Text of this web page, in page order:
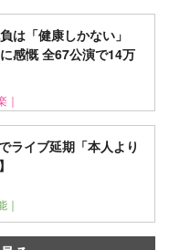
は「健康しかない」
感慨 全67公演で14万
｜
ライブ延期「本人より
｜